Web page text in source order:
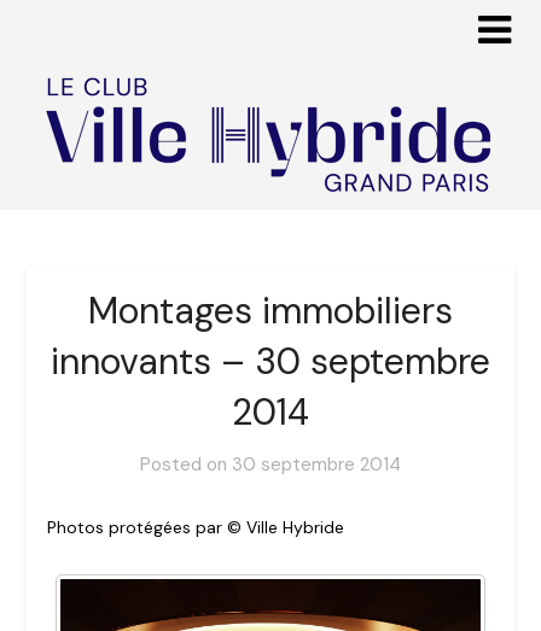
Montages immobiliers
innovants – 30 septembre
2014
Posted on 30 septembre 2014
Photos protégées par © Ville Hybride